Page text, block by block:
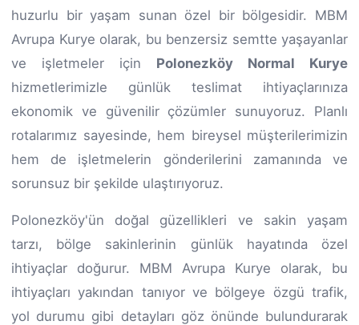
huzurlu bir yaşam sunan özel bir bölgesidir. MBM
Avrupa Kurye olarak, bu benzersiz semtte yaşayanlar
ve işletmeler için Polonezköy Normal Kurye
hizmetlerimizle günlük teslimat ihtiyaçlarınıza
ekonomik ve güvenilir çözümler sunuyoruz. Planlı
rotalarımız sayesinde, hem bireysel müşterilerimizin
hem de işletmelerin gönderilerini zamanında ve
sorunsuz bir şekilde ulaştırıyoruz.
Polonezköy'ün doğal güzellikleri ve sakin yaşam
tarzı, bölge sakinlerinin günlük hayatında özel
ihtiyaçlar doğurur. MBM Avrupa Kurye olarak, bu
ihtiyaçları yakından tanıyor ve bölgeye özgü trafik,
yol durumu gibi detayları göz önünde bulundurarak